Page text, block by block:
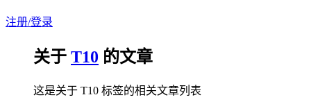
注册/登录
关于 T10 的文章
这是关于 T10 标签的相关文章列表